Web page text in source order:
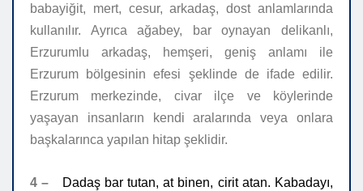
babayiğit, mert, cesur, arkadaş, dost anlamlarında
kullanılır. Ayrıca ağabey, bar oynayan delikanlı,
Erzurumlu arkadaş, hemşeri, geniş anlamı ile
Erzurum bölgesinin efesi şeklinde de ifade edilir.
Erzurum merkezinde, civar ilçe ve köylerinde
yaşayan insanların kendi aralarında veya onlara
başkalarınca yapılan hitap şeklidir.
4 –
Dadaş bar tutan, at binen, cirit atan. Kabadayı,